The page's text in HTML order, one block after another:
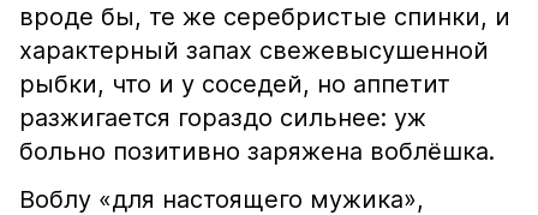
вроде бы, те же серебристые спинки, и
характерный запах свежевысушенной
рыбки, что и у соседей, но аппетит
разжигается гораздо сильнее: уж
больно позитивно заряжена воблёшка.
Воблу «для настоящего мужика»,